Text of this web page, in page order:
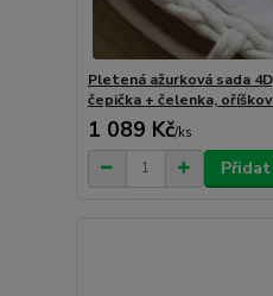
Pletená ažurková sada
čepička + čelenka,
1 089 Kč/ks